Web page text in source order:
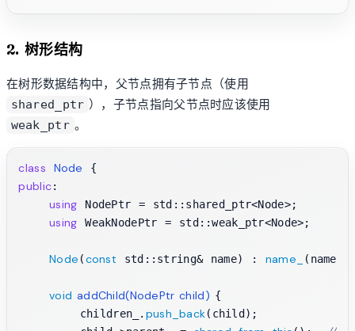
2. 树形结构
在树形数据结构中，父节点拥有子节点（使用
shared_ptr ），子节点指向父节点时应该使用
weak_ptr 。
class Node
public:
using NodePtr = std::shared_ptr<Node>;
using WeakNodePtr = std::weak_ptr<Node>;
Node (const std::string& name) : name_ (name)
void addChild(NodePtr child) {
        children_.
push_back(child);